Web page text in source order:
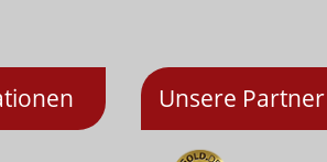
Unsere Partner